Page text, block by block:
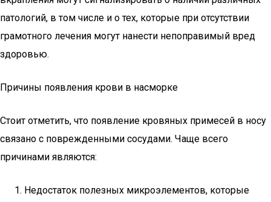
патологий, в том числе и о тех, которые при отсутствии
грамотного лечения могут нанести непоправимый вред
здоровью.
Причины появления крови в насморке
Стоит отметить, что появление кровяных примесей в носу
связано с поврежденными сосудами. Чаще всего
причинами являются:
Недостаток полезных микроэлементов, которые